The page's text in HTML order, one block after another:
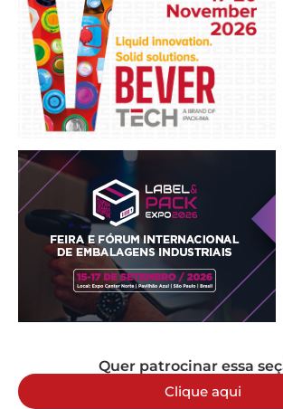
Quer patrocinar essa
Clique aqui